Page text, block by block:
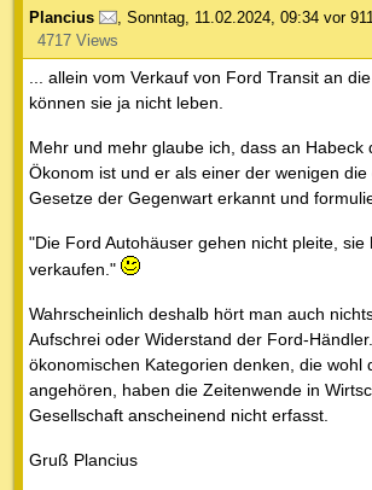
Plancius , Sonntag, 11.02.2024, 09:34 vor
4717 Views
... allein vom Verkauf von Ford Transit an
können sie ja nicht leben.
Mehr und mehr glaube ich, dass an Habeck
Ökonom ist und er als einer der wenigen die
Gesetze der Gegenwart erkannt und
"Die Ford Autohäuser gehen nicht pleite, sie
verkaufen."
Wahrscheinlich deshalb hört man auch
Aufschrei oder Widerstand der Ford-
ökonomischen Kategorien denken, die wohl
angehören, haben die Zeitenwende in
Gesellschaft anscheinend nicht erfasst.
Gruß Plancius